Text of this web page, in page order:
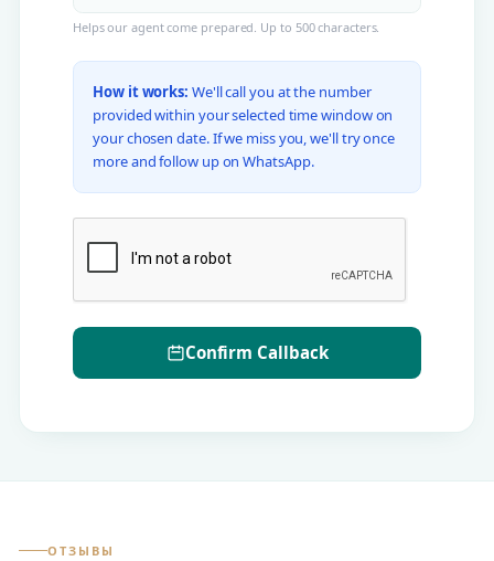
Helps our agent come prepared. Up to 500 characters.
How it works: We'll call you at the number
provided within your selected time window on
your chosen date. If we miss you, we'll try once
more and follow up on WhatsApp.
Confirm Callback
ОТЗЫВЫ